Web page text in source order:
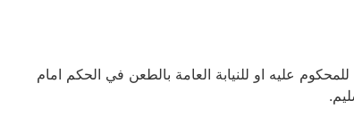
عليه او للنيابة العامة بالطعن في الحكم امام